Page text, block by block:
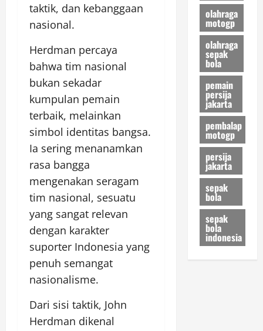
taktik, dan kebanggaan
nasional.
Herdman percaya
bahwa tim nasional
bukan sekadar
kumpulan pemain
terbaik, melainkan
simbol identitas bangsa.
Ia sering menanamkan
rasa bangga
mengenakan seragam
tim nasional, sesuatu
yang sangat relevan
dengan karakter
suporter Indonesia yang
penuh semangat
nasionalisme.
Dari sisi taktik, John
Herdman dikenal
olahraga
motogp
olahraga
sepak
bola
pemain
persija
jakarta
pembalap
motogp
persija
jakarta
sepak
bola
sepak
bola
indonesia